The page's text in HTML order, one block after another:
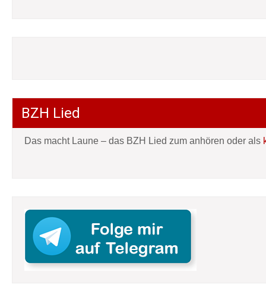
BZH Lied
Das macht Laune – das BZH Lied zum anhören oder als